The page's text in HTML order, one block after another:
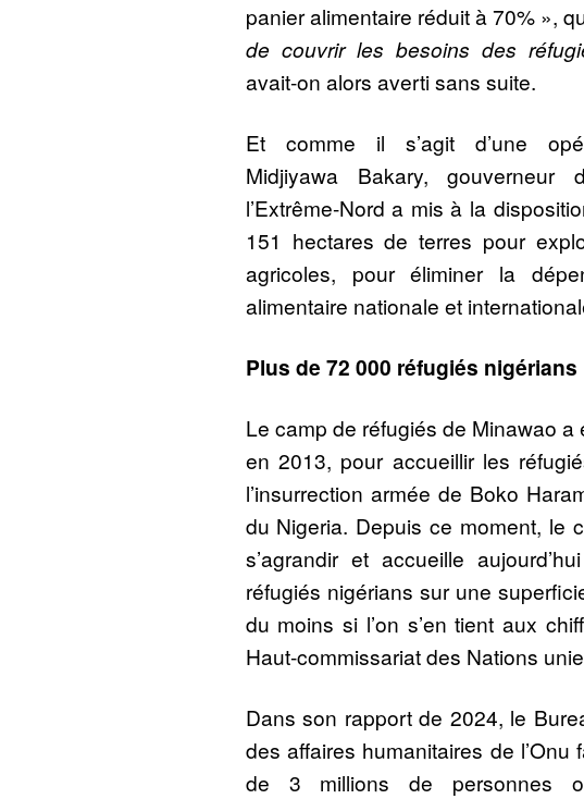
panier alimentaire réduit à 70% »,
de couvrir les besoins des
avait-on alors averti sans suite.
Et comme il s’agit d’une
Midjiyawa Bakary,
l’Extrême-Nord a mis à la
151 hectares de terres pour
agricoles, pour éliminer la
alimentaire nationale et
Plus de 72 000 réfugiés nigérians
Le camp de réfugiés de Minawao a
en 2013, pour accueillir les
l’insurrection armée de Boko
du Nigeria. Depuis ce moment, le
s’agrandir et accueille
réfugiés nigérians sur une
du moins si l’on s’en tient aux
Haut-commissariat des Nations
Dans son rapport de 2024, le
des affaires humanitaires de l’Onu
de 3 millions de personnes